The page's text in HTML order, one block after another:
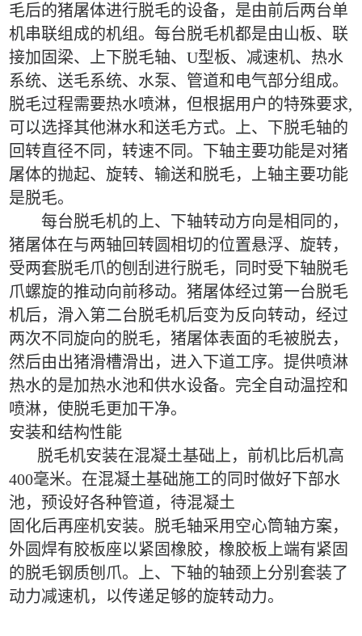
毛后的猪屠体进行脱毛的设备，是由前后两台单
机串联组成的机组。每台脱毛机都是由山板、联
接加固梁、上下脱毛轴、 U型板、减速机、热水
系统、送毛系统、水泵、管道和电气部分组成。
脱毛过程需要热水喷淋，但根据用户的特殊要求,
可以选择其他淋水和送毛方式。上、下脱毛轴的
回转直径不同，转速不同。下轴主要功能是对猪
屠体的抛起、旋转、输送和脱毛，上轴主要功能
是脱毛。
每台脱毛机的上、下轴转动方向是相同的，
猪屠体在与两轴回转圆相切的位置悬浮、旋转，
受两套脱毛爪的刨刮进行脱毛，同时受下轴脱毛
爪螺旋的推动向前移动。猪屠体经过第一台脱毛
机后，滑入第二台脱毛机后变为反向转动，经过
两次不同旋向的脱毛，猪屠体表面的毛被脱去，
然后由出猪滑槽滑出，进入下道工序。提供喷淋
热水的是加热水池和供水设备。完全自动温控和
喷淋，使脱毛更加干净。
安装和结构性能
脱毛机安装在混凝土基础上，前机比后机高
400毫米。在混凝土基础施工的同时做好下部水
池，预设好各种管道，待混凝土
固化后再座机安装。脱毛轴采用空心筒轴方案，
外圆焊有胶板座以紧固橡胶， 橡胶板上端有紧固
的脱毛钢质刨爪。上、下轴的轴颈上分别套装了
动力减速机，以传递足够的旋转动力。